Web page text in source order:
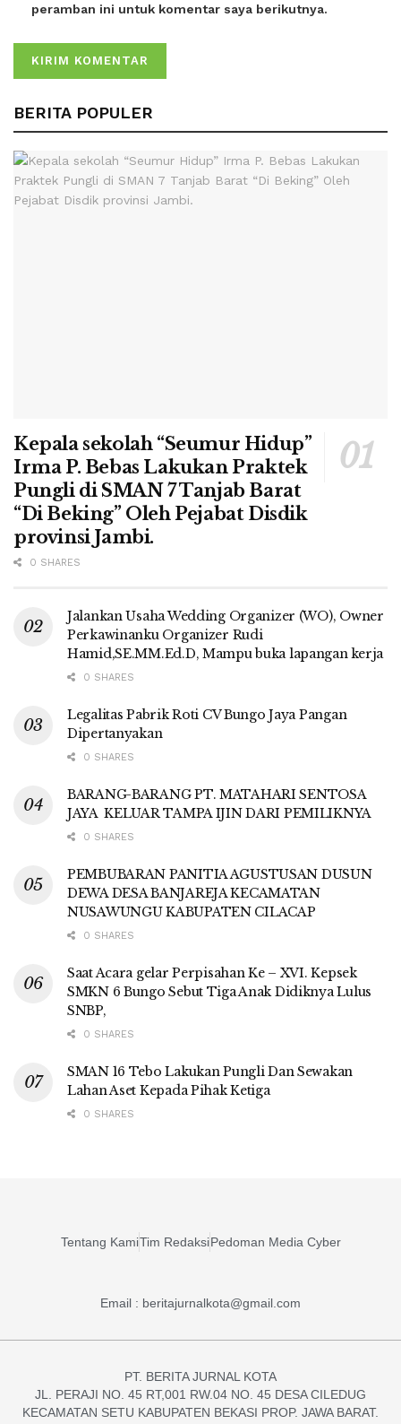
peramban ini untuk komentar saya berikutnya.
BERITA POPULER
Kepala sekolah “Seumur Hidup”
Irma P. Bebas Lakukan Praktek
Pungli di SMAN 7 Tanjab Barat
“Di Beking” Oleh Pejabat Disdik
provinsi Jambi.
0 SHARES
Jalankan Usaha Wedding Organizer (WO), Owner
Perkawinanku Organizer Rudi
Hamid,SE.MM.Ed.D, Mampu buka lapangan kerja
0 SHARES
Legalitas Pabrik Roti CV Bungo Jaya Pangan
Dipertanyakan
0 SHARES
BARANG-BARANG PT. MATAHARI SENTOSA
JAYA KELUAR TAMPA IJIN DARI PEMILIKNYA
0 SHARES
PEMBUBARAN PANITIA AGUSTUSAN DUSUN
DEWA DESA BANJAREJA KECAMATAN
NUSAWUNGU KABUPATEN CILACAP
0 SHARES
Saat Acara gelar Perpisahan Ke – XVI. Kepsek
SMKN 6 Bungo Sebut Tiga Anak Didiknya Lulus
SNBP,
0 SHARES
SMAN 16 Tebo Lakukan Pungli Dan Sewakan
Lahan Aset Kepada Pihak Ketiga
0 SHARES
Tentang KamiTim RedaksiPedoman Media Cyber
Email : beritajurnalkota@gmail.com
PT. BERITA JURNAL KOTA
JL. PERAJI NO. 45 RT,001 RW.04 NO. 45 DESA CILEDUG
KECAMATAN SETU KABUPATEN BEKASI PROP. JAWA BARAT.